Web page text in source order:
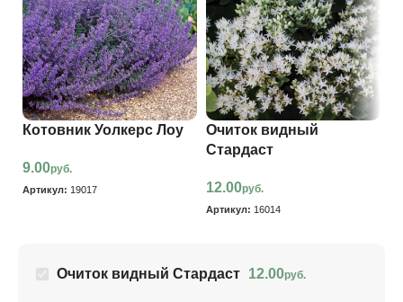
Котовник Уолкерс Лоу
9.00руб.
Артикул: 19017
Очиток видный
Стардаст
12.00руб.
Артикул: 16014
Очиток видный Стардаст 12.00руб.